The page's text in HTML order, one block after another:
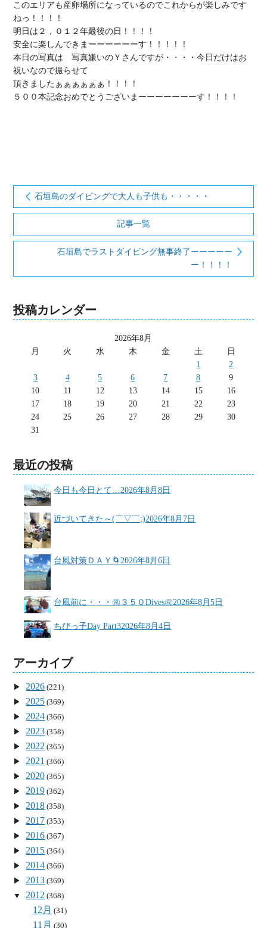
このエリアも産卵場所になっているのでこれからが楽しみです
ねっ！！！！
明日は２，０１２年最後の日！！！！
安全に楽しんできまーーーーーーす！！！！！
本日の写真は　写真嫌いのＹさんですが・・・・今日だけはお
祝いなので撮らせて
頂きましたぁぁぁぁぁぁ！！！！
５００本記念おめでとうございまーーーーーーーす！！！！
石垣島のダイビングで大人も子供も・・・・・
記事一覧
石垣島でラストダイビング無事終了ーーーーー
ー！！！！
投稿カレンダー
2026年8月
月
火 水 木 金 土
日
1
2
3
4 5 6 7 8
9
10
11 12 13 14 15
16
17
18 19 20 21 22
23
24
25 26 27 28 29
30
31
最近の投稿
今日も今日とて… 2026年8月8日
近づいてきた～(￣▽￣;)2026年8月7日
台風対策ＤＡＹ🌀 2026年8月6日
台風前に・・・㊗３５０Dives㊗2026年8月5日
ちびっ子Day Part32026年8月4日
アーカイブ
2026 (221)
2025 (369)
2024 (366)
2023 (358)
2022 (365)
2021 (366)
2020 (365)
2019 (362)
2018 (358)
2017 (353)
2016 (367)
2015 (364)
2014 (366)
2013 (369)
2012 (368)
12月 (31)
11月 (30)